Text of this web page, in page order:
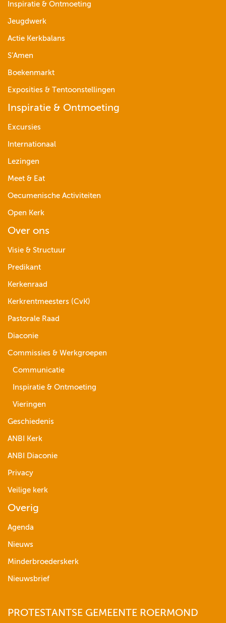
Inspiratie & Ontmoeting
Jeugdwerk
Actie Kerkbalans
S’Amen
Boekenmarkt
Exposities & Tentoonstellingen
Inspiratie & Ontmoeting
Excursies
Internationaal
Lezingen
Meet & Eat
Oecumenische Activiteiten
Open Kerk
Over ons
Visie & Structuur
Predikant
Kerkenraad
Kerkrentmeesters (CvK)
Pastorale Raad
Diaconie
Commissies & Werkgroepen
Communicatie
Inspiratie & Ontmoeting
Vieringen
Geschiedenis
ANBI Kerk
ANBI Diaconie
Privacy
Veilige kerk
Overig
Agenda
Nieuws
Minderbroederskerk
Nieuwsbrief
PROTESTANTSE GEMEENTE ROERMOND